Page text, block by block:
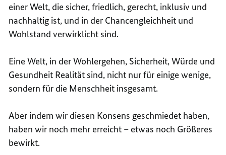
einer Welt, die sicher, friedlich, gerecht, inklusiv und
nachhaltig ist, und in der Chancengleichheit und
Wohlstand verwirklicht sind.
Eine Welt, in der Wohlergehen, Sicherheit, Würde und
Gesundheit Realität sind, nicht nur für einige wenige,
sondern für die Menschheit insgesamt.
Aber indem wir diesen Konsens geschmiedet haben,
haben wir noch mehr erreicht – etwas noch Größeres
bewirkt.